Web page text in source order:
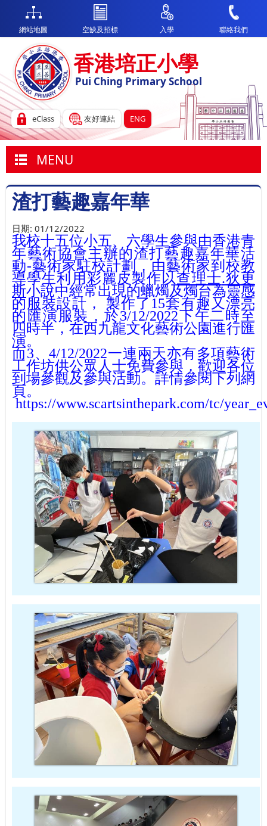
香港培正小學
Pui Ching Primary School
eClass 友好連結 ENG
網站地圖 空缺及招標 入學 聯絡我們
MENU
渣打藝趣嘉年華
日期: 01/12/2022
我校十五位小五、六學生參與由香港青
年藝術協會主辦的渣打藝趣嘉年華活
動-藝術家駐校計劃，由藝術家到校教
導學生利用 彩麗皮製作以查理士.狄更
斯小說中經常出現的蠟燭及燭台為靈感
的服裝設計，
製作了 15套有趣又漂亮
的匯演服裝，於3/12/2022下午二時至
四時半，在西九龍文化藝術公園進行匯
演。
而3、4/12/2022一連兩天亦有多項藝術
工作坊供公眾人士免費參與，歡迎各位
到場參觀及參與活動。詳情參閱下列網
頁。
https://www.scartsinthepark.com/tc/